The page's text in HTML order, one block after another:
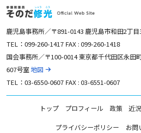
鹿児島事務所／〒891-0143 鹿児島市和田2丁
TEL：099-260-1417 FAX : 099-260-1418
国会事務所／〒100-0014 東京都千代田区永田
607号室地図
TEL：03-6550-0607 FAX : 03-6551-0607
トップ プロフィール 政策 近
プライバシーポリシー お問